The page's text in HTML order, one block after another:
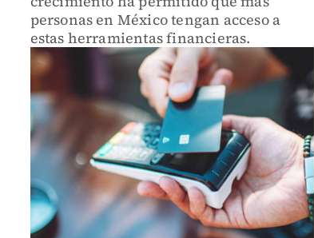
personas en México tengan acceso a
estas herramientas financieras.